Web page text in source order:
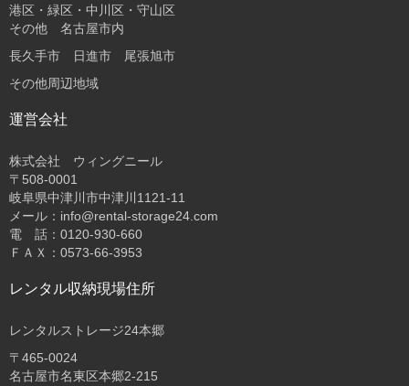
港区・緑区・中川区・守山区
その他 名古屋市内
長久手市 日進市 尾張旭市
その他周辺地域
運営会社
株式会社 ウィングニール
〒508-0001
岐阜県中津川市中津川1121-11
メール：info@rental-storage24.com
電 話：0120-930-660
ＦＡＸ：0573-66-3953
レンタル収納現場住所
レンタルストレージ24本郷
〒465-0024
名古屋市名東区本郷2-215